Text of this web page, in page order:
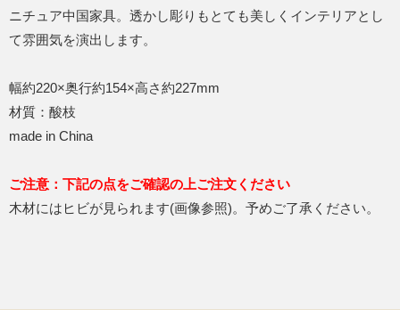
ニチュア中国家具。透かし彫りもとても美しくインテリアとし
て雰囲気を演出します。
幅約220×奥行約154×高さ約227mm
材質：酸枝
made in China
ご注意：下記の点をご確認の上ご注文ください
木材にはヒビが見られます(画像参照)。予めご了承ください。